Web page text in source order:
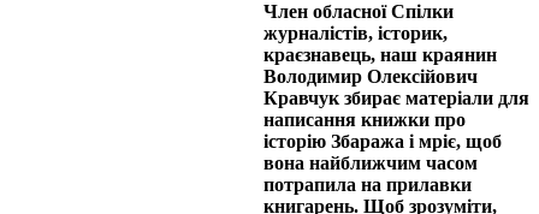
Член обласної Спілки
журналістів, історик,
краєзнавець, наш краянин
Володимир Олексійович
Кравчук збирає матеріали для
написання книжки про
історію Збаража і мріє, щоб
вона найближчим часом
потрапила на прилавки
книгарень. Щоб зрозуміти,